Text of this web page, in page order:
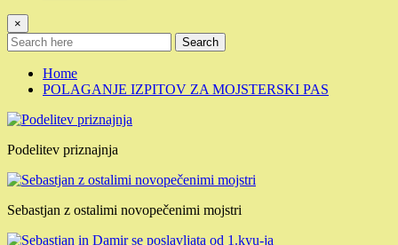
×
Search
Home
POLAGANJE IZPITOV ZA MOJSTERSKI PAS
Podelitev priznajnja
Sebastjan z ostalimi novopečenimi mojstri